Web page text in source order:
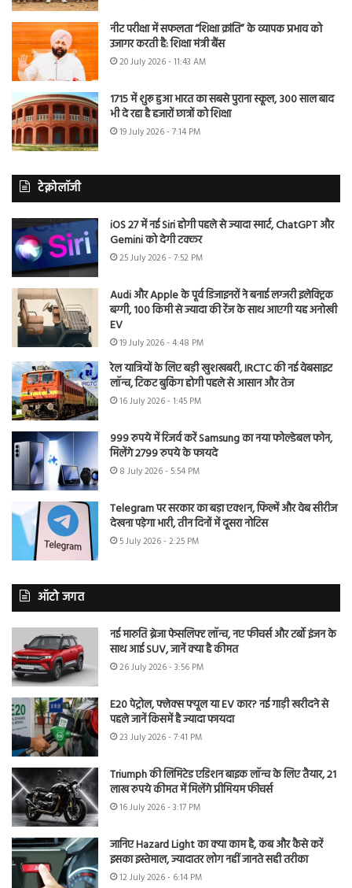
नीट परीक्षा में सफलता “शिक्षा क्रांति” के व्यापक प्रभाव को
उजागर करती है: शिक्षा मंत्री बैंस
20 July 2026 - 11:43 AM
1715 में शुरू हुआ भारत का सबसे पुराना स्कूल, 300 साल बाद
भी दे रहा है हजारों छात्रों को शिक्षा
19 July 2026 - 7:14 PM
टेक्नोलॉजी
iOS 27 में नई Siri होगी पहले से ज्यादा स्मार्ट, ChatGPT और
Gemini को देगी टक्कर
25 July 2026 - 7:52 PM
Audi और Apple के पूर्व डिजाइनरों ने बनाई लग्जरी इलेक्ट्रिक
बग्गी, 100 किमी से ज्यादा की रेंज के साथ आएगी यह अनोखी
EV
19 July 2026 - 4:48 PM
रेल यात्रियों के लिए बड़ी खुशखबरी, IRCTC की नई वेबसाइट
लॉन्च, टिकट बुकिंग होगी पहले से आसान और तेज
16 July 2026 - 1:45 PM
999 रुपये में रिजर्व करें Samsung का नया फोल्डेबल फोन,
मिलेंगे 2799 रुपये के फायदे
8 July 2026 - 5:54 PM
Telegram पर सरकार का बड़ा एक्शन, फिल्में और वेब सीरीज
देखना पड़ेगा भारी, तीन दिनों में दूसरा नोटिस
5 July 2026 - 2:25 PM
ऑटो जगत
नई मारुति ब्रेजा फेसलिफ्ट लॉन्च, नए फीचर्स और टर्बो इंजन के
साथ आई SUV, जानें क्या है कीमत
26 July 2026 - 3:56 PM
E20 पेट्रोल, फ्लेक्स फ्यूल या EV कार? नई गाड़ी खरीदने से
पहले जानें किसमें है ज्यादा फायदा
23 July 2026 - 7:41 PM
Triumph की लिमिटेड एडिशन बाइक लॉन्च के लिए तैयार, 21
लाख रुपये कीमत में मिलेंगे प्रीमियम फीचर्स
16 July 2026 - 3:17 PM
जानिए Hazard Light का क्या काम है, कब और कैसे करें
इसका इस्तेमाल, ज्यादातर लोग नहीं जानते सही तरीका
12 July 2026 - 6:14 PM